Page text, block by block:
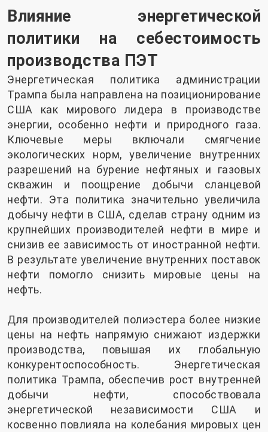
Влияние энергетической
политики на себестоимость
производства ПЭТ
Энергетическая политика администрации
Трампа была направлена ​​на позиционирование
США как мирового лидера в производстве
энергии, особенно нефти и природного газа.
Ключевые меры включали смягчение
экологических норм, увеличение внутренних
разрешений на бурение нефтяных и газовых
скважин и поощрение добычи сланцевой
нефти. Эта политика значительно увеличила
добычу нефти в США, сделав страну одним из
крупнейших производителей нефти в мире и
снизив ее зависимость от иностранной нефти.
В результате увеличение внутренних поставок
нефти помогло снизить мировые цены на
нефть.
Для производителей полиэстера более низкие
цены на нефть напрямую снижают издержки
производства, повышая их глобальную
конкурентоспособность. Энергетическая
политика Трампа, обеспечив рост внутренней
добычи нефти, способствовала
энергетической независимости США и
косвенно повлияла на колебания мировых цен